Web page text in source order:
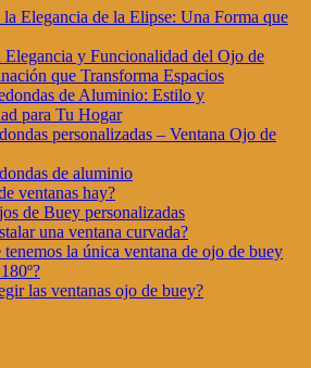
Elegancia de la Elipse: Una Forma que
Elegancia y Funcionalidad del Ojo de
que Transforma Espacios
de Aluminio: Estilo y
para Tu Hogar
personalizadas – Ventana Ojo de
de aluminio
ventanas hay?
de Buey personalizadas
una ventana curvada?
tenemos la única ventana de ojo de buey
las ventanas ojo de buey?